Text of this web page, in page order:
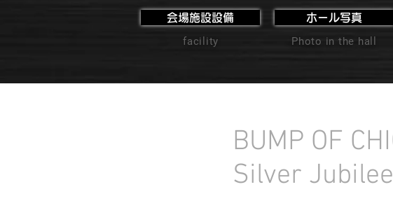
会場施設設備
facility
ホール写真
Photo in the hall
BUMP OF
Silver Jubilee